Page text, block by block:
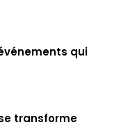
qui
transforme